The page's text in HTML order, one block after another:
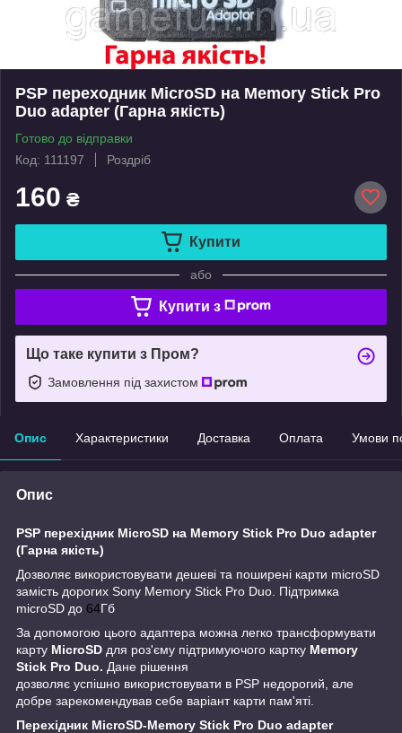
PSP переходник MicroSD на Memory Stick Pro
Duo adapter (Гарна якість)
Готово до відправки
Код: 111197
Роздріб
160 ₴
Купити
або
Купити з
Що таке купити з Пром?
Замовлення під захистом
Опис Характеристики Доставка Оплата Умови
Опис
PSP перехідник MicroSD на Memory Stick Pro Duo adapter
(Гарна якість)
Дозволяє використовувати дешеві та поширені карти microSD
замість дорогих Sony Memory Stick Pro Duo. Підтримка
microSD до 64Гб
За допомогою цього адаптера можна легко трансформувати
карту MicroSD для роз'єму підтримуючого картку Memory
Stick Pro Duo. Дане рішення
дозволяє успішно використовувати в PSP недорогий, але
добре зарекомендував себе варіант карти пам'яті.
Перехідник MicroSD-Memory Stick Pro Duo adapter